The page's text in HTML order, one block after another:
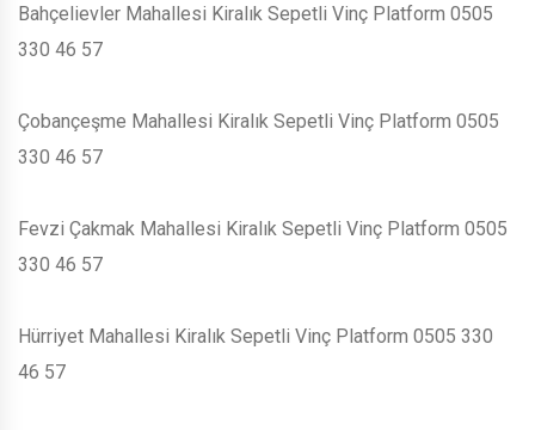
Bahçelievler Mahallesi Kiralık Sepetli Vinç Platform 0505
330 46 57
Çobançeşme Mahallesi Kiralık Sepetli Vinç Platform 0505
330 46 57
Fevzi Çakmak Mahallesi Kiralık Sepetli Vinç Platform 0505
330 46 57
Hürriyet Mahallesi Kiralık Sepetli Vinç Platform 0505 330
46 57